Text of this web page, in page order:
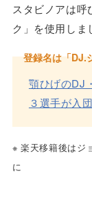
スタビノアは
ク」を使用しま
登録名は「DJ.
顎ひげのDJ
３選手が入団
※ 楽天移籍後はジ
に